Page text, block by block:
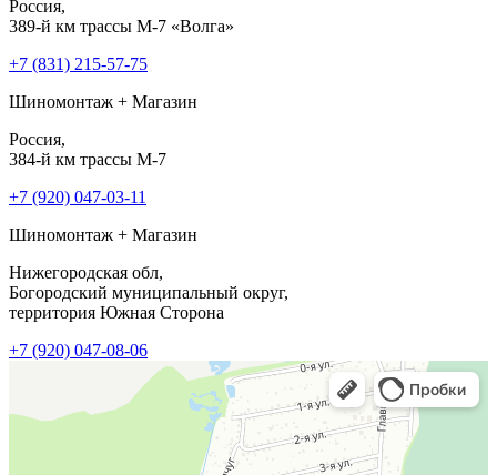
Россия,
389-й км трассы М-7 «Волга»
+7 (831) 215-57-75
Шиномонтаж + Магазин
Россия,
384-й км трассы М-7
+7 (920) 047-03-11
Шиномонтаж + Магазин
Нижегородская обл,
Богородский муниципальный округ,
территория Южная Сторона
+7 (920) 047-08-06